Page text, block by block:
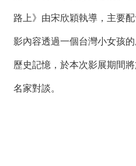
路上》由宋欣穎執導，主要
影內容透過一個台灣小女孩
歷史記憶，於本次影展期間
名家對談。